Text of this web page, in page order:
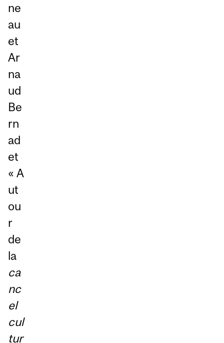
ne
au
et
Ar
na
ud
Be
rn
ad
et
« A
ut
ou
r
de
la
ca
nc
el
cul
tur